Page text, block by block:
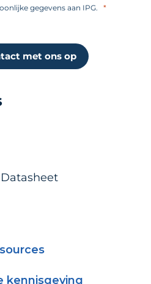
gegevens aan IPG.
met ons op
kennisgeving